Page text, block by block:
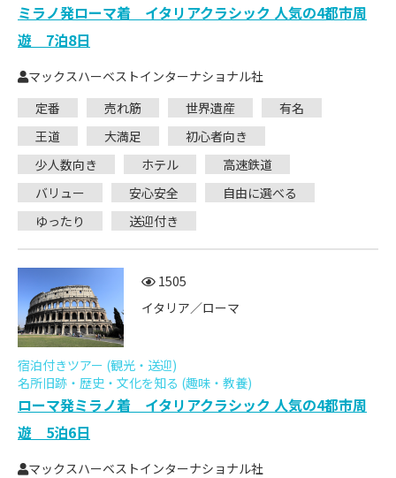
ミラノ発ローマ着 イタリアクラシック 人気の4都市周
遊 7泊8日
マックスハーベストインターナショナル社
定番
売れ筋 世界遺産
有名
王道
大満足
初心者向き
少人数向き
ホテル
高速鉄道
バリュー
安心安全
自由に選べる
ゆったり
送迎付き
1505
イタリア／ローマ
宿泊付きツアー (観光・送迎)
名所旧跡・歴史・文化を知る (趣味・教養)
ローマ発ミラノ着 イタリアクラシック 人気の4都市周
遊 5泊6日
マックスハーベストインターナショナル社